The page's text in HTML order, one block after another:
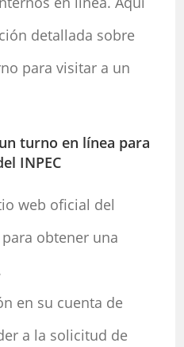
detallada sobre
para visitar a un
turno en línea para
INPEC
web oficial del
para obtener una
en su cuenta de
a la solicitud de